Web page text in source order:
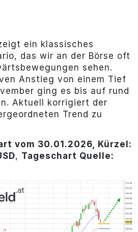
ein klassisches
das wir an der Börse oft
sehen.
Anstieg von einem Tief
ging es bis auf rund
Aktuell korrigiert der
Trend zu
vom 30.01.2026, Kürzel:
, Tageschart Quelle: